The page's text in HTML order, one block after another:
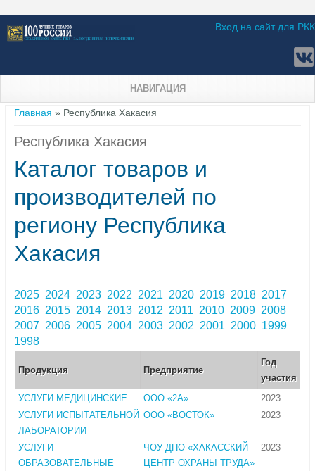
Вход на сайт для РКК
НАВИГАЦИЯ
Вы здесь
Главная » Республика Хакасия
Республика Хакасия
Каталог товаров и
производителей по
региону Республика
Хакасия
2025 2024 2023 2022 2021 2020 2019 2018 2017
2016 2015 2014 2013 2012 2011 2010 2009 2008
2007 2006 2005 2004 2003 2002 2001 2000 1999
1998
Продукция Предприятие
Год
участия
УСЛУГИ МЕДИЦИНСКИЕ
ООО «2А»
2023
УСЛУГИ ИСПЫТАТЕЛЬНОЙ
ЛАБОРАТОРИИ
ООО «ВОСТОК» 2023
УСЛУГИ
ОБРАЗОВАТЕЛЬНЫЕ
ЧОУ ДПО «ХАКАССКИЙ
ЦЕНТР ОХРАНЫ ТРУДА»
2023